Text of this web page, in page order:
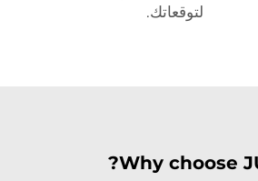
لتوقعاتك.
Why choose